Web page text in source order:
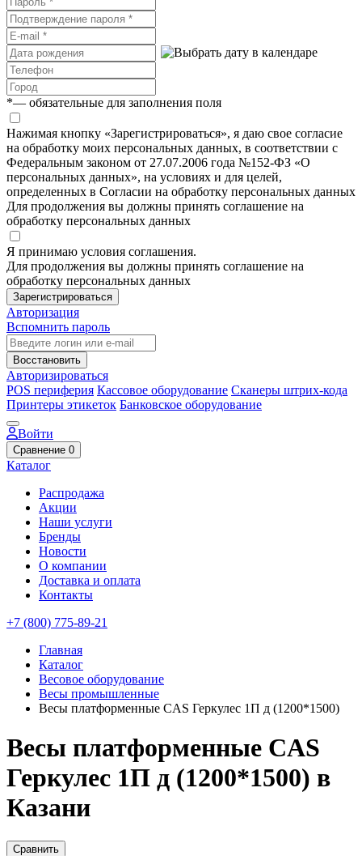
*— обязательные для заполнения поля
Нажимая кнопку «Зарегистрироваться», я даю свое согласие
на обработку моих персональных данных, в соответствии с
Федеральным законом от 27.07.2006 года №152-ФЗ «О
персональных данных», на условиях и для целей,
определенных в Согласии на обработку персональных данных
Для продолжения вы должны принять соглашение на
обработку персональных данных
Я принимаю условия соглашения.
Для продолжения вы должны принять соглашение на
обработку персональных данных
Зарегистрироваться
Авторизация
Вспомнить пароль
Восстановить
Авторизироваться
POS периферия Кассовое оборудование Сканеры штрих-кода
Принтеры этикеток Банковское оборудование
Войти
Сравнение 0
Каталог
Распродажа
Акции
Наши услуги
Бренды
Новости
О компании
Доставка и оплата
Контакты
+7 (800) 775-89-21
Главная
Каталог
Весовое оборудование
Весы промышленные
Весы платформенные CAS Геркулес 1П д (1200*1500)
Весы платформенные CAS
Геркулес 1П д (1200*1500) в
Казани
Сравнить